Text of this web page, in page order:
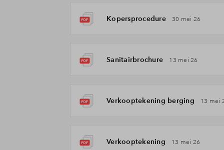
Kopersprocedure 30 mei 26
Sanitairbrochure 13 mei 26
Verkooptekening berging 13 mei
Verkooptekening 13 mei 26